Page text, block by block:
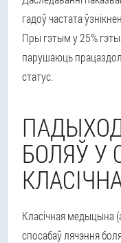
гадоў частата
Пры гэтым у 25%
парушаюць
статус.
БОЛЯЎ У
Класічная медыцына
спосабаў лячэння